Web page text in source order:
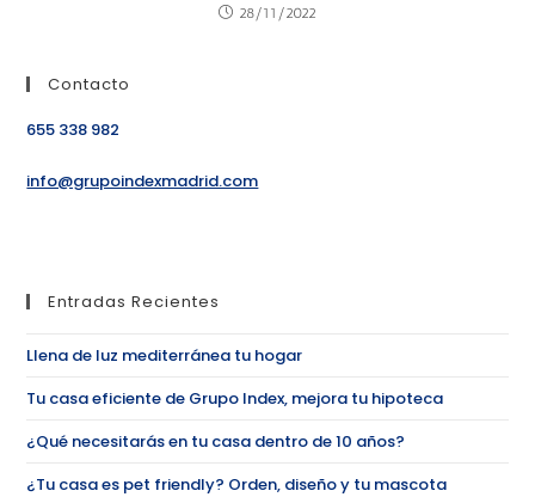
28/11/2022
Contacto
655 338 982
info@grupoindexmadrid.com
Entradas Recientes
Llena de luz mediterránea tu hogar
Tu casa eficiente de Grupo Index, mejora tu hipoteca
¿Qué necesitarás en tu casa dentro de 10 años?
¿Tu casa es pet friendly? Orden, diseño y tu mascota